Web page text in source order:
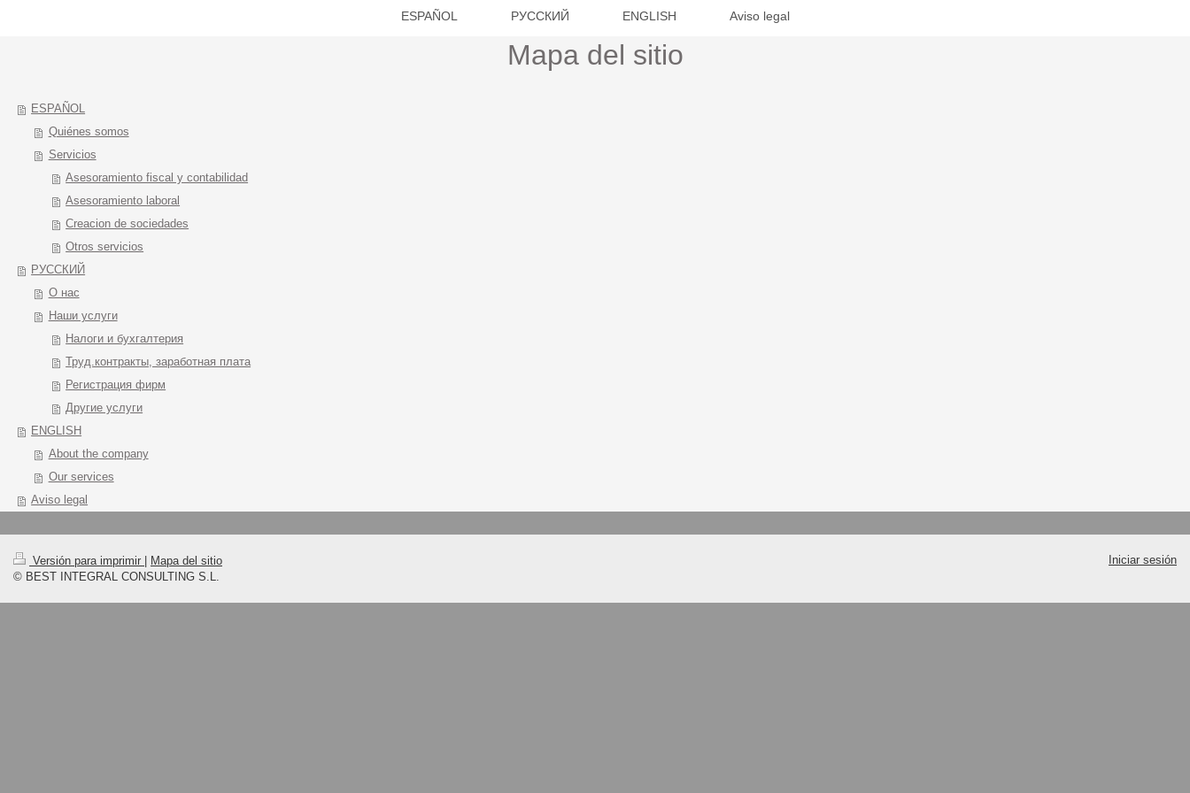
ESPAÑOL РУССКИЙ ENGLISH Aviso legal
Mapa del sitio
ESPAÑOL
Quiénes somos
Servicios
Asesoramiento fiscal y contabilidad
Asesoramiento laboral
Creacion de sociedades
Otros servicios
РУССКИЙ
О нас
Наши услуги
Налоги и бухгалтерия
Труд.контракты, заработная плата
Регистрация фирм
Другие услуги
ENGLISH
About the company
Our services
Aviso legal
Versión para imprimir | Mapa del sitio
© BEST INTEGRAL CONSULTING S.L.
Iniciar sesión